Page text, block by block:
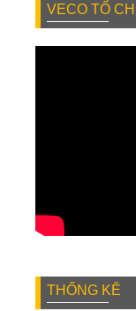
VECO TỔ
THỐNG KÊ